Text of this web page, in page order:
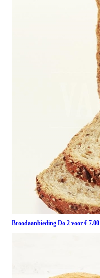
Broodaanbieding Do 2 voor € 7.00